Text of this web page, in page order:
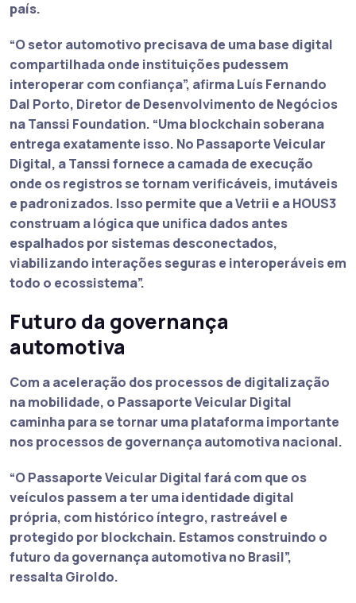
país.
“O setor automotivo precisava de uma base digital
compartilhada onde instituições pudessem
interoperar com confiança”, afirma Luís Fernando
Dal Porto, Diretor de Desenvolvimento de Negócios
na Tanssi Foundation. “Uma blockchain soberana
entrega exatamente isso. No Passaporte Veicular
Digital, a Tanssi fornece a camada de execução
onde os registros se tornam verificáveis, imutáveis
e padronizados. Isso permite que a Vetrii e a HOUS3
construam a lógica que unifica dados antes
espalhados por sistemas desconectados,
viabilizando interações seguras e interoperáveis em
todo o ecossistema”.
Futuro da governança
automotiva
Com a aceleração dos processos de digitalização
na mobilidade, o Passaporte Veicular Digital
caminha para se tornar uma plataforma importante
nos processos de governança automotiva nacional.
“O Passaporte Veicular Digital fará com que os
veículos passem a ter uma identidade digital
própria, com histórico íntegro, rastreável e
protegido por blockchain. Estamos construindo o
futuro da governança automotiva no Brasil”,
ressalta Giroldo.